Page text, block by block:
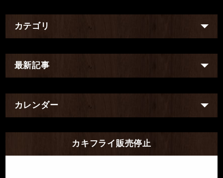
カテゴリ
最新記事
カレンダー
カキフライ販売停止